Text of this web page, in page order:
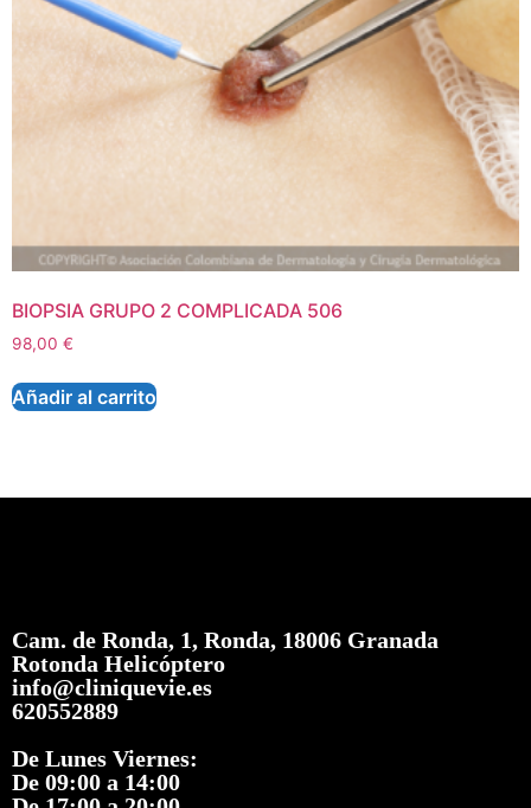
BIOPSIA GRUPO 2 COMPLICADA 506
98,00 €
Añadir al carrito
Cam. de Ronda, 1, Ronda, 18006 Granada
Rotonda Helicóptero
info@cliniquevie.es
620552889
De Lunes Viernes:
De 09:00 a 14:00